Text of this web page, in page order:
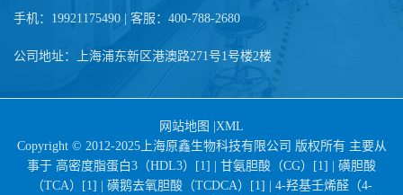
手机：19921175490 | 客服：400-788-2680
公司地址：上海浦东新区港澳路271号1号楼2楼
网站地图
XML
Copyright © 2012-2025上海原鑫生物科技有限公司 版权所有 主要从
事于 高密度脂蛋白3（HDL3）[1] | 甘氨胆酸（CG）[1] | 磺胆酸
（TCA）[1] | 磺鹅去氧胆酸（TCDCA）[1] | 4-羟基壬烯醛（4-